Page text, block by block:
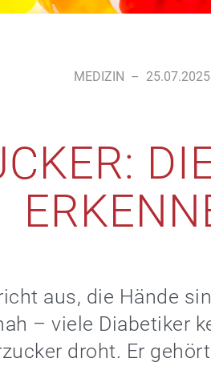
MEDIZIN – 25.07.2025
aus, die Hände
– viele Diabetiker
droht. Er